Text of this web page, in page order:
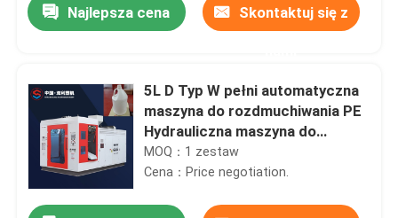
Najlepsza cena Skontaktuj się z
5L D Typ W pełni automatyczna
maszyna do rozdmuchiwania PE
Hydrauliczna maszyna do
produkcji butelek
MOQ：1 zestaw
Cena：Price negotiation.